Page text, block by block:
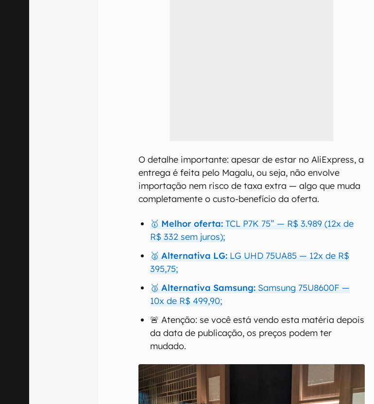
O detalhe importante: apesar de estar no AliExpress, a
entrega é feita pelo Magalu, ou seja, não envolve
importação nem risco de taxa extra — algo que muda
completamente o custo-benefício da oferta.
🥇 Melhor oferta: TCL P7K 75” — R$ 3.989 (12x de
R$ 332 sem juros);
🥈 Alternativa LG: LG UHD 75UA85 — 12x de R$
395,75;
🥉 Alternativa Samsung: Samsung 75U8600F —
10x de R$ 499,90;
🚨 Atenção: se você está vendo esta matéria depois
da data de publicação, os preços podem ter
mudado.